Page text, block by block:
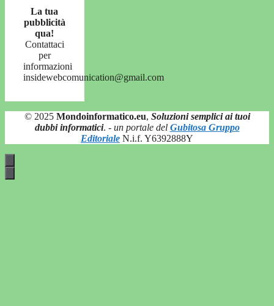
La tua
pubblicità
qua!
Contattaci
per
informazioni
insidewebcomunication@gmail.com
© 2025 Mondoinformatico.eu, Soluzioni semplici ai tuoi
dubbi informatici. - un portale del Gubitosa Gruppo
Editoriale N.i.f. Y6392888Y